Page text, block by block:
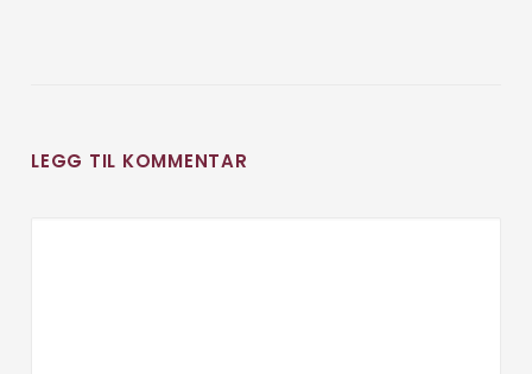
LEGG TIL KOMMENTAR